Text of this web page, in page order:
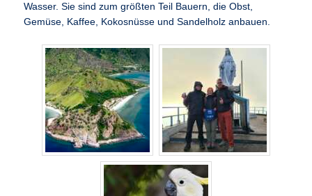
Wasser. Sie sind zum größten Teil Bauern, die Obst,
Gemüse, Kaffee, Kokosnüsse und Sandelholz anbauen.